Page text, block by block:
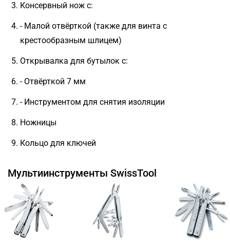
Консервный нож с:
- Малой отвёрткой (также для винта с
крестообразным шлицем)
Открывалка для бутылок с:
- Отвёрткой 7 мм
- Инструментом для снятия изоляции
Ножницы
Кольцо для ключей
Мультиинструменты SwissTool